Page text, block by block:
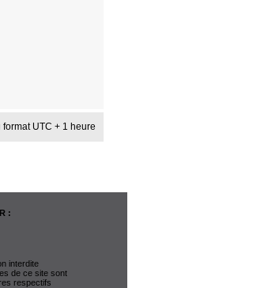
format UTC + 1 heure
:
interdite
de ce site sont
respectifs